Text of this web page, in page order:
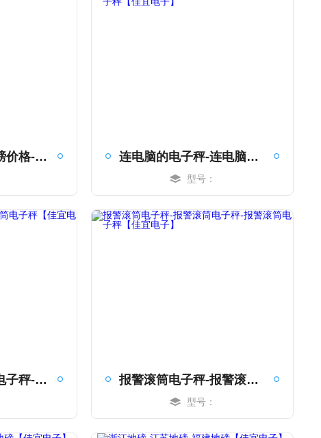
山东地磅-山东地磅价格-山东地磅厂家【佳宜电子】 连电脑的电子秤-连电脑的电子秤-连电脑的电子秤【佳宜电子】
型号：
滚筒电子秤-滚筒电子秤-滚筒电子秤【佳宜电子】 报警滚筒电子秤-报警滚筒电子秤-报警滚筒电子秤【佳宜电子】
型号：